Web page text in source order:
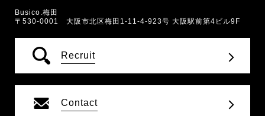
Busico.梅田
〒530-0001 大阪市北区梅田1-11-4-923号 大阪駅前第4ビル9F
Recruit
Contact